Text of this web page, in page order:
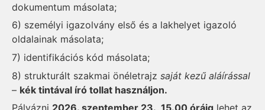
dokumentum másolata;
6) személyi igazolvány első és a lakhelyet igazoló
oldalainak másolata;
7) identifikációs kód másolata;
8) strukturált szakmai önéletrajz saját kezű aláírással
– kék tintával író tollat használjon.